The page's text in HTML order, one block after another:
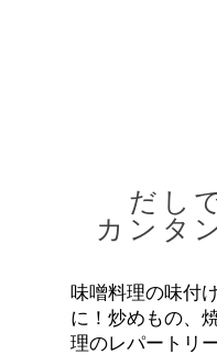
だし
カンタ
味噌料理の味付
に！炒めもの、
理のレパートリ